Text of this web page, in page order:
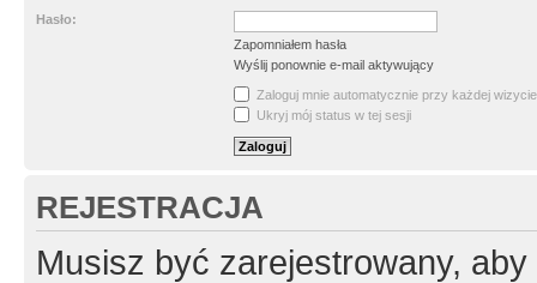
Hasło:
Zapomniałem hasła
Wyślij ponownie e-mail aktywujący
Zaloguj mnie automatycznie przy każdej wizycie
Ukryj mój status w tej sesji
REJESTRACJA
Musisz być zarejestrowany,